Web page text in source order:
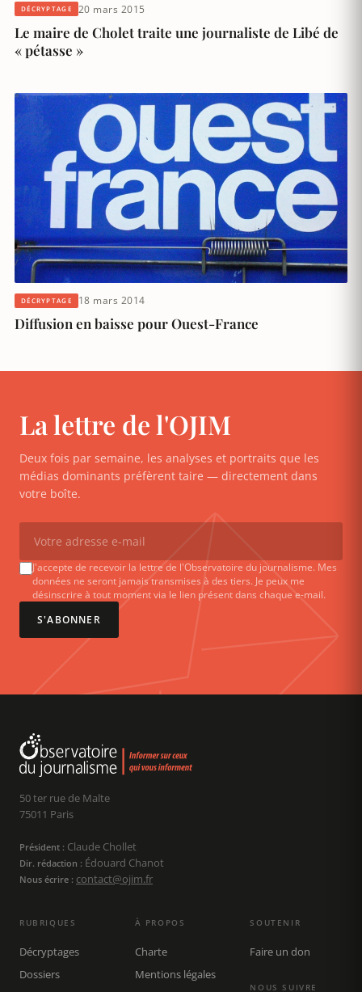
DÉCRYPTAGE 20 mars 2015
Le maire de Cholet traite une journaliste de Libé de
« pétasse »
DÉCRYPTAGE 18 mars 2014
Diffusion en baisse pour Ouest-France
La lettre de l'OJIM
Deux fois par semaine, les analyses et portraits que les
médias dominants préfèrent taire — directement dans
votre boîte.
J'accepte de recevoir la lettre de l'Observatoire du journalisme. Mes
données ne seront jamais transmises à des tiers. Je peux me
désinscrire à tout moment via le lien présent dans chaque e-mail.
S'ABONNER
50 ter rue de Malte
75011 Paris
Président : Claude Chollet
Dir. rédaction : Édouard Chanot
Nous écrire : contact@ojim.fr
RUBRIQUES
Décryptages
Dossiers
À PROPOS
Charte
Mentions légales
SOUTENIR
Faire un don
NOUS SUIVRE